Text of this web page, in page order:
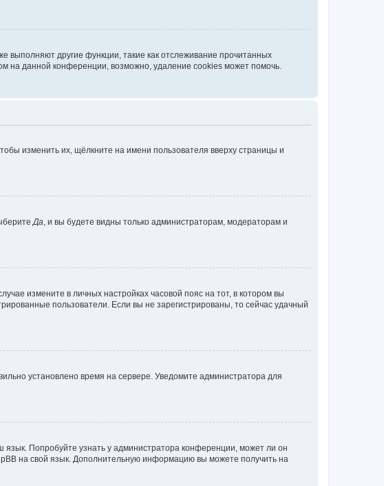
выполняют другие функции, такие как отслеживание прочитанных
на данной конференции, возможно, удаление cookies может помочь.
изменить их, щёлкните на имени пользователя вверху страницы и
Да , и вы будете видны только администраторам, модераторам и
измените в личных настройках часовой пояс на тот, в котором вы
пользователи. Если вы не зарегистрированы, то сейчас удачный
установлено время на сервере. Уведомите администратора для
Попробуйте узнать у администратора конференции, может ли он
на свой язык. Дополнительную информацию вы можете получить на